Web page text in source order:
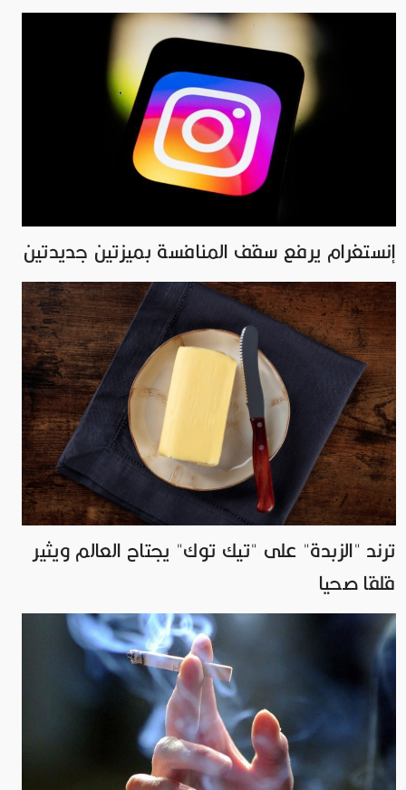
إنستغرام يرفع سقف المنافسة بميزتين جديدتين
ترند "الزبدة" على "تيك توك" يجتاح العالم ويثير
قلقا صحيا